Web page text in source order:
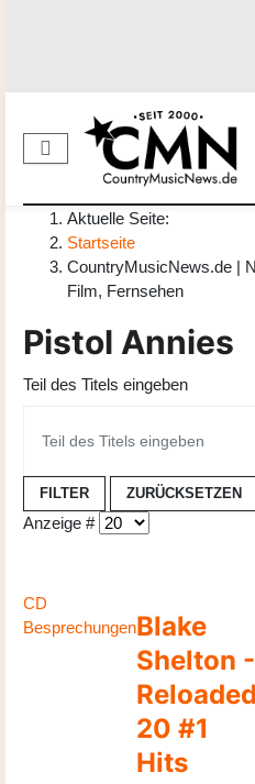
Aktuelle Seite:
Startseite
CountryMusicNews.de |
Film, Fernsehen
Pistol Annies
Teil des Titels eingeben
FILTER ZURÜCKSETZEN
Anzeige #
CD
BesprechungenBlake
Shelton -
20 #1
Hits